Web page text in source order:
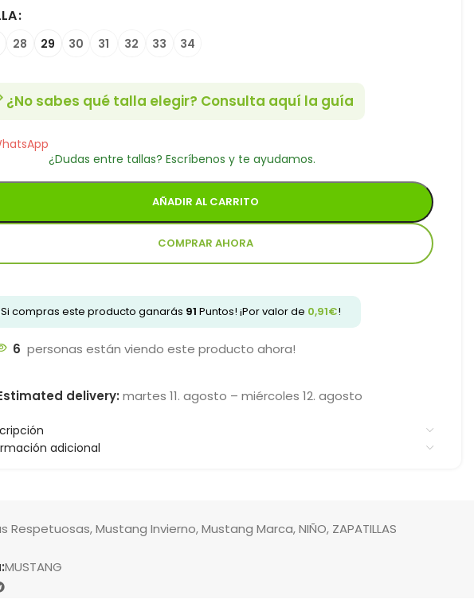
28 29 30 31 32 33 34
¿No sabes qué talla elegir? Consulta aquí la guía
¿Dudas entre tallas? Escríbenos y te ayudamos.
AÑADIR AL CARRITO
COMPRAR AHORA
compras este producto ganarás 91 Puntos! ¡Por valor de 0,91€!
6 personas están viendo este producto ahora!
delivery: martes 11. agosto – miércoles 12. agosto
adicional
Respetuosas,Mustang Invierno,Mustang Marca,NIÑO, ZAPATILLAS
MUSTANG